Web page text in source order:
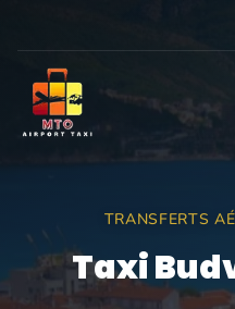
TRANSFERTS
Taxi